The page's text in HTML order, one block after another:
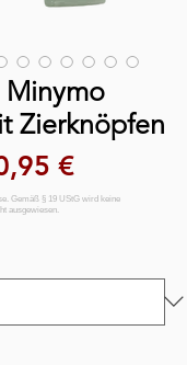
Minymo
Zierknöpfen
€Sale-Preis